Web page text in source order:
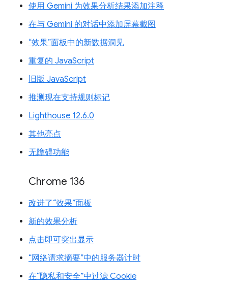
使用 Gemini 为效果分析结果添加注释
在与 Gemini 的对话中添加屏幕截图
“效果”面板中的新数据洞见
重复的 JavaScript
旧版 JavaScript
推测现在支持规则标记
Lighthouse 12.6.0
其他亮点
无障碍功能
Chrome 136
改进了“效果”面板
新的效果分析
点击即可突出显示
“网络请求摘要”中的服务器计时
在“隐私和安全”中过滤 Cookie